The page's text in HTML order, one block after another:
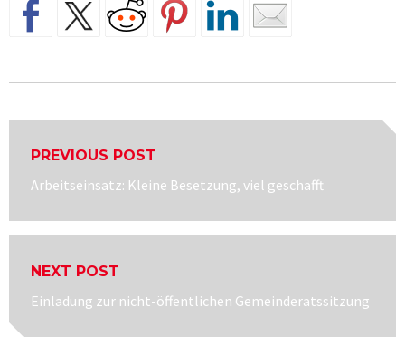
PREVIOUS POST
Previous
Arbeitseinsatz: Kleine Besetzung, viel geschafft
NEXT POST
Next
Einladung zur nicht-öffentlichen Gemeinderatssitzung